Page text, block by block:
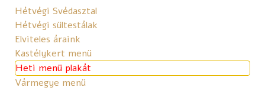
Hétvégi Svédasztal
Hétvégi sültestálak
Elviteles áraink
Kastélykert menü
Heti menü plakát
Vármegye menü